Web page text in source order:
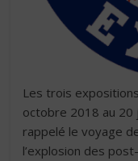
Les trois
octobre 2018 au 20
rappelé le voyage
l’explosion des